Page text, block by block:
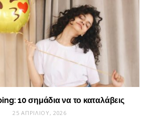
10 σημάδια να το καταλάβεις
25 ΑΠΡΙΛΊΟΥ, 2026